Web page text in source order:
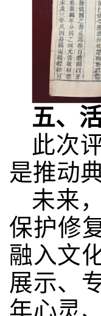
五、
此次
是推动
未来
保护修
融入文
展示、
年心灵